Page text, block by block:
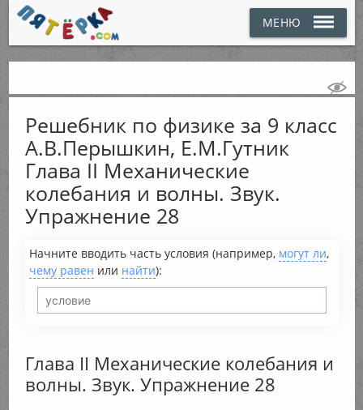
МЕНЮ
Решебник по физике за 9 класс
А.В.Перышкин, Е.М.Гутник
Глава II Механические
колебания и волны. Звук.
Упражнение 28
Начните вводить часть условия (например, могут ли,
чему равен или найти):
Глава II Механические колебания и
волны. Звук. Упражнение 28